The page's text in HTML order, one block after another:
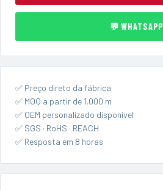
💬 WHATSAPP
✅ Preço direto da fábrica
✅ MOQ a partir de 1.000 m
✅ OEM personalizado disponível
✅ SGS · RoHS · REACH
✅ Resposta em 8 horas